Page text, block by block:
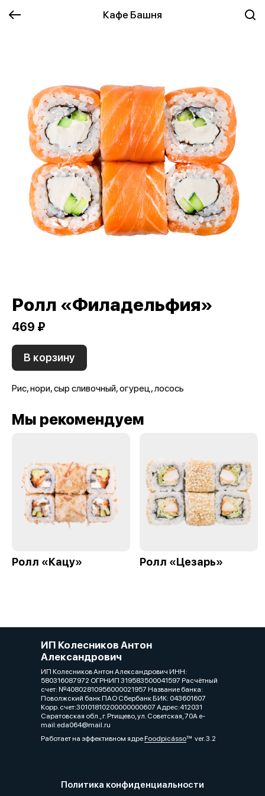
Кафе Башня
Ролл «Филадельфия»
469 ₽
В корзину
Рис, нори, сыр сливочный, огурец, лосось
Мы рекомендуем
Ролл «Кацу» Ролл «Цезарь»
ИП Колесников Антон
Александрович
ИП Колесников Антон Александрович ИНН:
580316087972 ОГРНИП 319583500041597 Расчётный
счет: №40802810956000021957 Название банка:
Поволжский банк ПАО Сбербанк БИК: 043601607
Корр. счет:30101810200000000607 Адрес:412031
Саратовская обл., г. Ртищево, ул. Советская, 70А e-
mail:eda064@mail.ru
Работает на эффективном ядреFoodpicássover. 3.2
Политика конфиденциальности